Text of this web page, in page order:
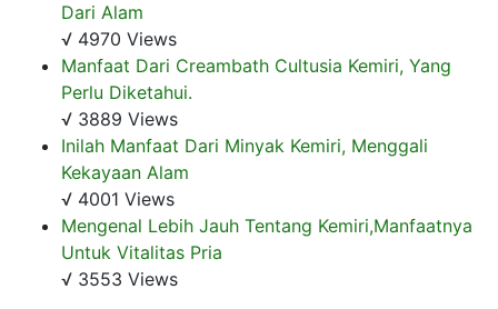
Dari Alam
√ 4970 Views
Manfaat Dari Creambath Cultusia Kemiri, Yang
Perlu Diketahui.
√ 3889 Views
Inilah Manfaat Dari Minyak Kemiri, Menggali
Kekayaan Alam
√ 4001 Views
Mengenal Lebih Jauh Tentang Kemiri,Manfaatnya
Untuk Vitalitas Pria
√ 3553 Views